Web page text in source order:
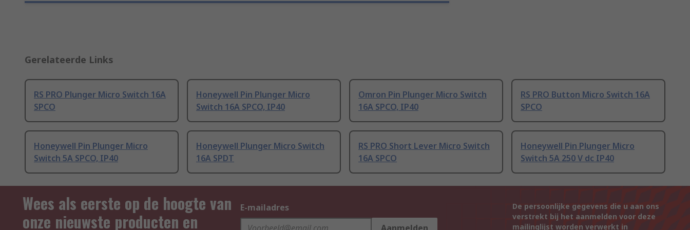
Gerelateerde Links
RS PRO Plunger Micro Switch 16A
SPCO
Honeywell Pin Plunger Micro
Switch 16A SPCO, IP40
Omron Pin Plunger Micro Switch
16A SPCO, IP40
RS PRO Button Micro Switch 16A
SPCO
Honeywell Pin Plunger Micro
Switch 5A SPCO, IP40
Honeywell Plunger Micro Switch
16A SPDT
RS PRO Short Lever Micro Switch
16A SPCO
Honeywell Pin Plunger Micro
Switch 5A 250 V dc IP40
Wees als eerste op de hoogte van
onze nieuwste producten en
E-mailadres
De persoonlijke gegevens die u aan ons
verstrekt bij het aanmelden voor deze
mailinglijst worden verwerkt in